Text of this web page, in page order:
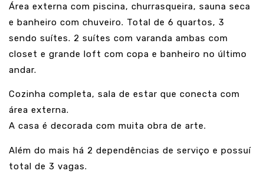
Área externa com piscina, churrasqueira, sauna seca
e banheiro com chuveiro. Total de 6 quartos, 3
sendo suítes. 2 suítes com varanda ambas com
closet e grande loft com copa e banheiro no último
andar.
Cozinha completa, sala de estar que conecta com
área externa.
A casa é decorada com muita obra de arte.
Além do mais há 2 dependências de serviço e possuí
total de 3 vagas.